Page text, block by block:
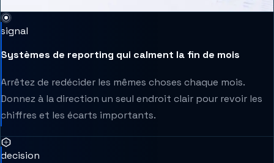
signal
Systèmes de reporting qui calment la fin de mois
Arrêtez de redécider les mêmes choses chaque mois.
Donnez à la direction un seul endroit clair pour revoir les
chiffres et les écarts importants.
decision